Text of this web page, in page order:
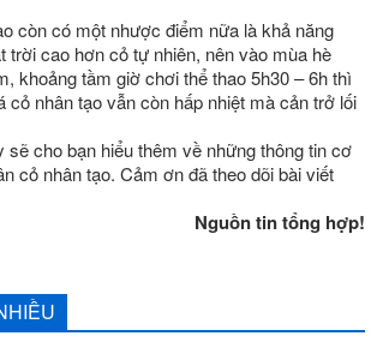
còn có một nhược điểm nữa là khả năng
trời cao hơn cỏ tự nhiên, nên vào mùa hè
khoảng tầm giờ chơi thể thao 5h30 – 6h thì
cỏ nhân tạo vẫn còn hấp nhiệt mà cản trở lối
sẽ cho bạn hiểu thêm về những thông tin cơ
cỏ nhân tạo. Cảm ơn đã theo dõi bài viết
Nguồn tin tổng hợp!